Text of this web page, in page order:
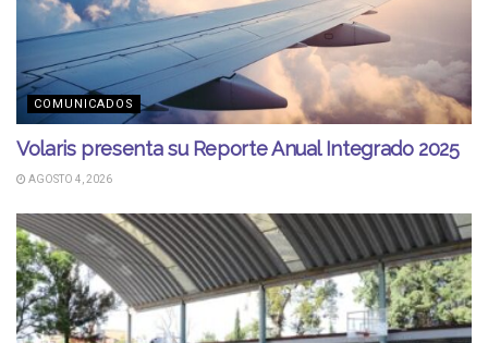
COMUNICADOS
Volaris presenta su Reporte Anual Integrado 2025
AGOSTO 4, 2026